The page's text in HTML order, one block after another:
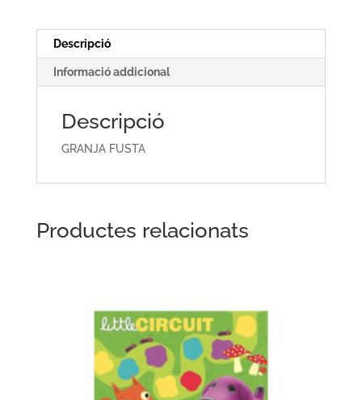
Descripció
Informació addicional
Descripció
GRANJA FUSTA
Productes relacionats